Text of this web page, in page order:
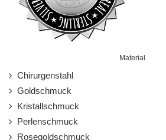
Material
Chirurgenstahl
Goldschmuck
Kristallschmuck
Perlenschmuck
Rosegoldschmuck